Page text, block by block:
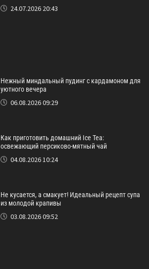
24.07.2026 20:43
Нежный миндальный пудинг с кардамоном для
уютного вечера
06.08.2026 09:29
Как приготовить домашний Ice Tea:
освежающий персиково-мятный чай
04.08.2026 10:24
Не кусается, а смакует! Идеальный рецепт супа
из молодой крапивы
03.08.2026 09:52